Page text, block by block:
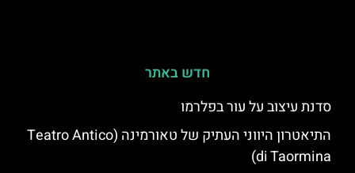
חדש באתר
סדנת עיצוב על עור בפלרמו
התיאטרון היווני העתיק של טאורמינה (Teatro Antico
di Taormina)